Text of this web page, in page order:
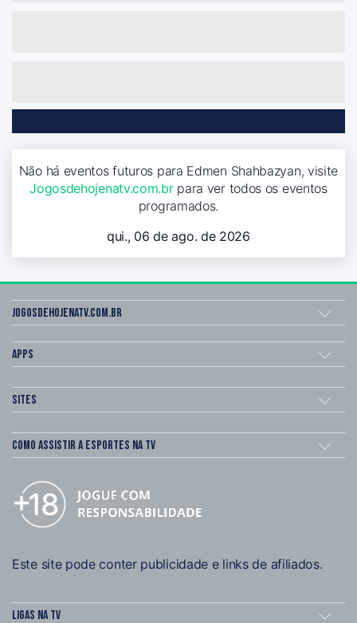
Não há eventos futuros para Edmen Shahbazyan, visite
Jogosdehojenatv.com.brpara ver todos os eventos
programados.
qui., 06 de ago. de 2026
Jogosdehojenatv.com.br
Apps
Sites
Como assistir a esportes na TV
Este site pode conter publicidade e links de afiliados.
Ligas na TV